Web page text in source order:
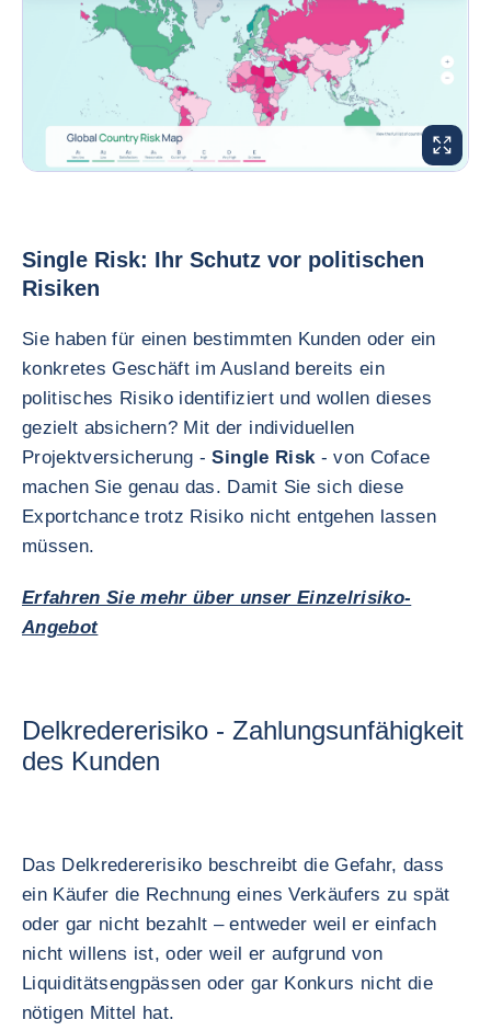
BILD
Single Risk: Ihr Schutz vor politischen
Risiken
Sie haben für einen bestimmten Kunden oder ein
konkretes Geschäft im Ausland bereits ein
politisches Risiko identifiziert und wollen dieses
gezielt absichern? Mit der individuellen
Projektversicherung -Single Risk - von Coface
machen Sie genau das. Damit Sie sich diese
Exportchance trotz Risiko nicht entgehen lassen
müssen.
Erfahren Sie mehr über unser Einzelrisiko-
Angebot
Delkredererisiko - Zahlungsunfähigkeit
des Kunden
Das Delkredererisiko beschreibt die Gefahr, dass
ein Käufer die Rechnung eines Verkäufers zu spät
oder gar nicht bezahlt – entweder weil er einfach
nicht willens ist, oder weil er aufgrund von
Liquiditätsengpässen oder gar Konkurs nicht die
nötigen Mittel hat.